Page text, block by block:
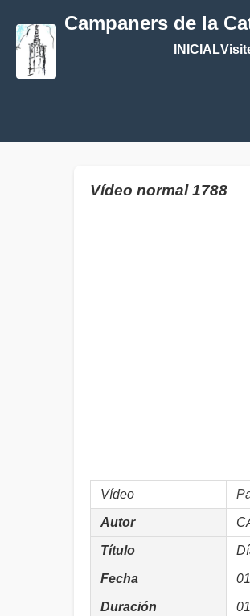
Campaners de la
INICIAL
Vídeo normal 1788
Vídeo
Autor
Título
Fecha
Duración